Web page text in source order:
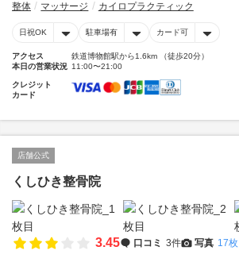
整体 マッサージ カイロプラクティック
日祝OK 駐車場有 カード可
アクセス
鉄道博物館駅から1.6km （徒歩20分）
本日の営業状況 11:00〜21:00
クレジット
カード
店舗公式
くしひき整骨院
3.45 口コミ 3件 写真 17枚